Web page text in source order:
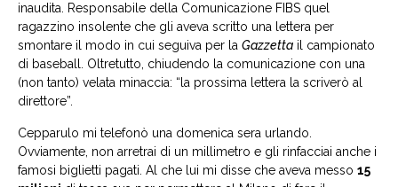
inaudita. Responsabile della Comunicazione FIBS quel
ragazzino insolente che gli aveva scritto una lettera per
smontare il modo in cui seguiva per la Gazzetta il campionato
di baseball. Oltretutto, chiudendo la comunicazione con una
(non tanto) velata minaccia: “la prossima lettera la scriverò al
direttore”.
Cepparulo mi telefonò una domenica sera urlando.
Ovviamente, non arretrai di un millimetro e gli rinfacciai anche i
famosi biglietti pagati. Al che lui mi disse che aveva messo 15